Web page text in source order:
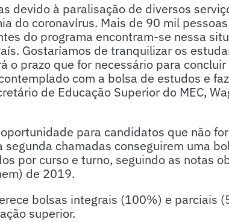
devido à paralisação de diversos
do coronavírus. Mais de 90 mil
do programa encontram-se nessa
Gostaríamos de tranquilizar os
o prazo que for necessário para
com a bolsa de estudos e
de Educação Superior do MEC,
para candidatos que não
chamadas conseguirem uma
por curso e turno, seguindo as notas
de 2019.
bolsas integrais (100%) e parciais
superior.